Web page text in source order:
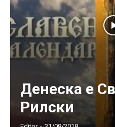
Денеска е
Рилски